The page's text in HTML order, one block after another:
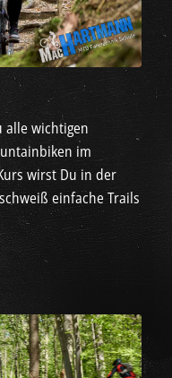
alle wichtigen
im
wirst Du in der
einfache Trails